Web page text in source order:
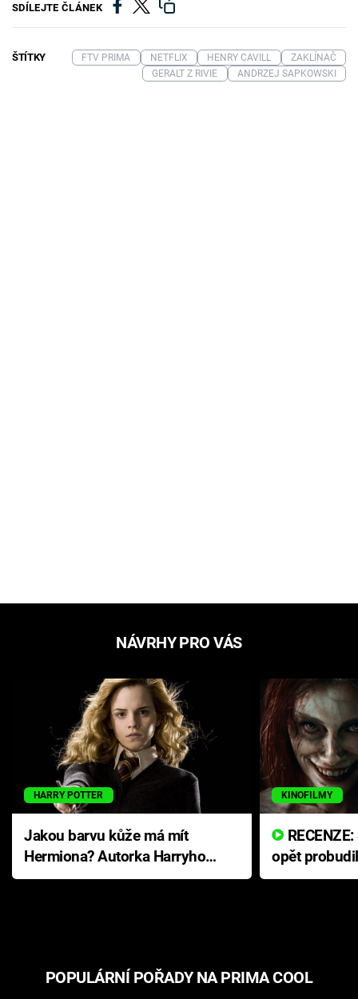
SDÍLEJTE ČLÁNEK
ŠTÍTKY FTV PRIMA NETFLIX HENRY CAVILL
ZAKLÍNAČ
GERALT Z RIVIE
ANDRZEJ SAPKOWSKI
NÁVRHY PRO VÁS
HARRY POTTER
Jakou barvu kůže má mít
Hermiona? Autorka Harryho
Pottera přišla s ráznou
KINOFILMY
opět
přichází s
POPULÁRNÍ POŘADY NA PRIMA COOL